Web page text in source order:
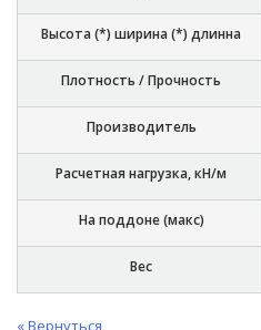
Высота (*) ширина (*) длинна
Плотность / Прочность
Производитель
Расчетная нагрузка, кН/м
На поддоне (макс)
Вес